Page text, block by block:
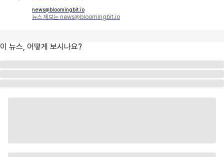
news@bloomingbit.io
뉴스 제보는 news@bloomingbit.io
이 뉴스, 어떻게 보시나요?